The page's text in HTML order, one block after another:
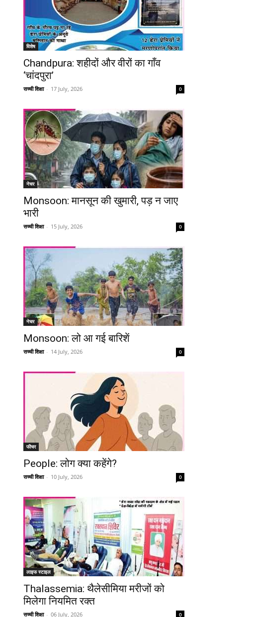
Telegram Copy URL
विशेष
Chandpura: शहीदों और वीरों का गाँव
‘चांदपुरा’
सच्ची शिक्षा - 17 July, 2026 0
नेचर
Monsoon: मानसून की खुमारी, पड़ न जाए
भारी
सच्ची शिक्षा - 15 July, 2026 0
नेचर
Monsoon: लो आ गई बारिशें
सच्ची शिक्षा - 14 July, 2026 0
फीचर
People: लोग क्या कहेंगे?
सच्ची शिक्षा - 10 July, 2026 0
लाइफ स्टाइल
Thalassemia: थैलेसीमिया मरीजों को
मिलेगा नियमित रक्त
सच्ची शिक्षा - 06 July, 2026 0